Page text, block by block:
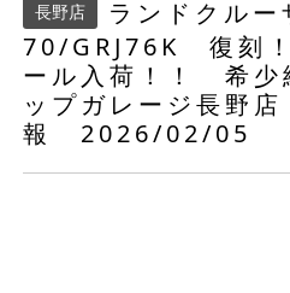
長野店
ランドクルー
70/GRJ76K 復刻！
ール入荷！！ 希
ップガレージ長野
報 2026/02/05